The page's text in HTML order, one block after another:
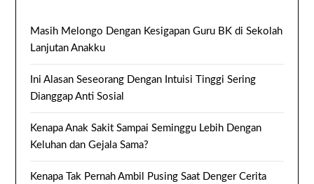
Masih Melongo Dengan Kesigapan Guru BK di Sekolah
Lanjutan Anakku
Ini Alasan Seseorang Dengan Intuisi Tinggi Sering
Dianggap Anti Sosial
Kenapa Anak Sakit Sampai Seminggu Lebih Dengan
Keluhan dan Gejala Sama?
Kenapa Tak Pernah Ambil Pusing Saat Denger Cerita